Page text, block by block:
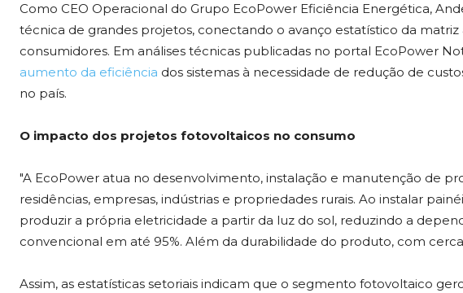
Como CEO Operacional do Grupo EcoPower Eficiência Energética,
técnica de grandes projetos, conectando o avanço estatístico da
consumidores. Em análises técnicas publicadas no portal EcoPower
aumento da eficiência dos sistemas à necessidade de redução de
no país.
O impacto dos projetos fotovoltaicos no consumo
"A EcoPower atua no desenvolvimento, instalação e manutenção de
residências, empresas, indústrias e propriedades rurais. Ao instalar
produzir a própria eletricidade a partir da luz do sol, reduzindo a
convencional em até 95%. Além da durabilidade do produto, com
Assim, as estatísticas setoriais indicam que o segmento fotovoltaico